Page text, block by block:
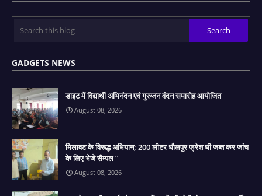
GADGETS NEWS
डाइट में विद्यार्थी अभिनंदन एवं गुरुजन वंदन समारोह आयोजित
August 08, 2026
मिलावट के विरूद्ध अभियान; 200 लीटर धौलपुर फ्रेश घी जब्‍त कर जांच
के लिए भेजे सैम्‍पल ’’
August 08, 2026